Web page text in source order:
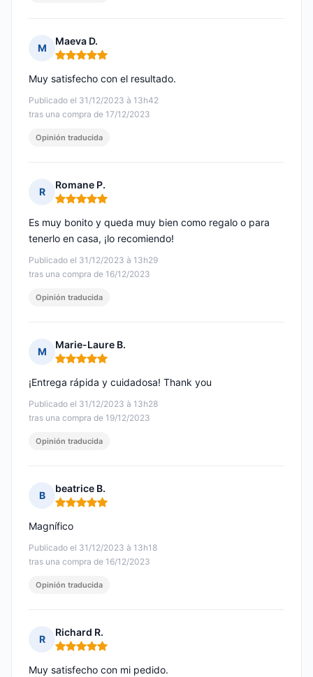
M
Maeva D.
Nota: 5 de 5
Publicado el 31/12/2023 à 13h42
tras una compra de 17/12/2023
Muy satisfecho con el resultado.
Opinión traducida
R
Romane P.
Nota: 5 de 5
Publicado el 31/12/2023 à 13h29
tras una compra de 16/12/2023
Es muy bonito y queda muy bien como regalo o para
tenerlo en casa, ¡lo recomiendo!
Opinión traducida
M
Marie-Laure B.
Nota: 5 de 5
Publicado el 31/12/2023 à 13h28
tras una compra de 19/12/2023
¡Entrega rápida y cuidadosa! Thank you
Opinión traducida
B
beatrice B.
Nota: 5 de 5
Publicado el 31/12/2023 à 13h18
tras una compra de 16/12/2023
Magnífico
Opinión traducida
R
Richard R.
Nota: 5 de 5
Muy satisfecho con mi pedido.